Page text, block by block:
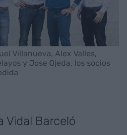
Villanueva, Alex Valles,
y Jose Ojeda, los socios
Vidal Barceló